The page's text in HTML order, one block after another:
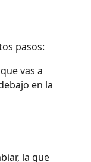
pasos:
vas a
en la
la que